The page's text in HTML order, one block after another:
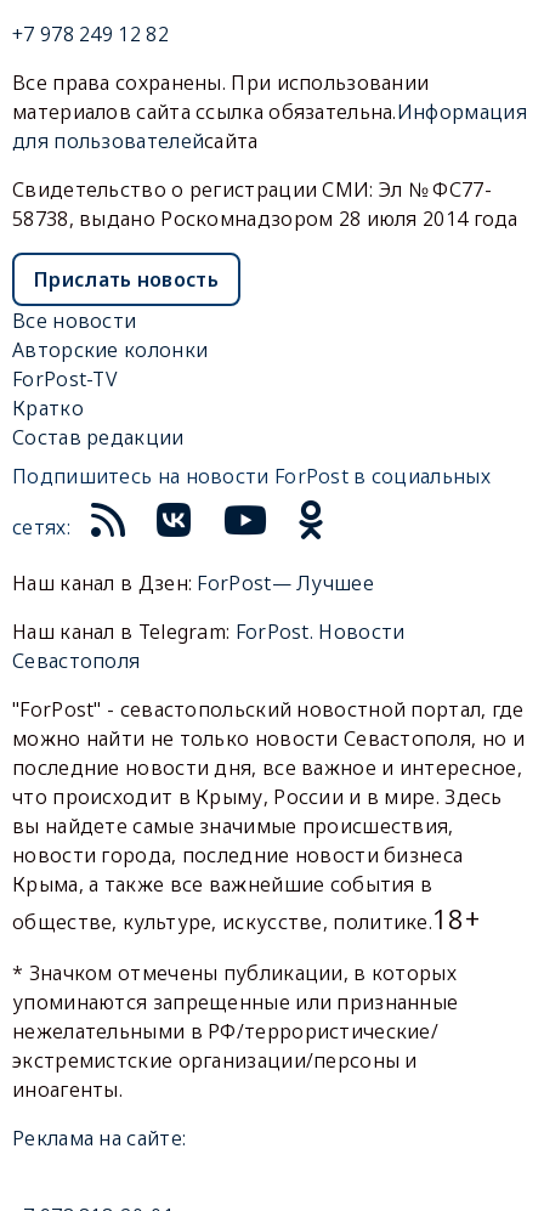
+7 978 249 12 82
Все права сохранены. При использовании
материалов сайта ссылка обязательна.Информация
для пользователейсайта
Свидетельство о регистрации СМИ: Эл № ФС77-
58738, выдано Роскомнадзором 28 июля 2014 года
Прислать новость
Все новости
Авторские колонки
ForPost-TV
Кратко
Состав редакции
Подпишитесь на новости ForPost в социальных
сетях:
Наш канал в Дзен: ForPost— Лучшее
Наш канал в Telegram: ForPost. Новости
Севастополя
"ForPost" - севастопольский новостной портал, где
можно найти не только новости Севастополя, но и
последние новости дня, все важное и интересное,
что происходит в Крыму, России и в мире. Здесь
вы найдете самые значимые происшествия,
новости города, последние новости бизнеса
Крыма, а также все важнейшие события в
обществе, культуре, искусстве, политике.18+
* Значком отмечены публикации, в которых
упоминаются запрещенные или признанные
нежелательными в РФ/террористические/
экстремистские организации/персоны и
иноагенты.
Реклама на сайте: